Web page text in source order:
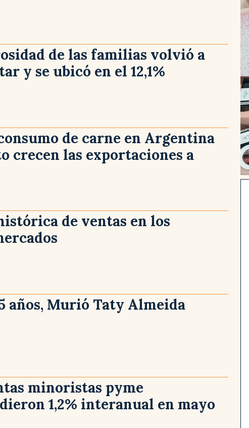
de las familias volvió a
y se ubicó en el 12,1%
de carne en Argentina
crecen las exportaciones a
de ventas en los
años, Murió Taty Almeida
minoristas pyme
1,2% interanual en mayo